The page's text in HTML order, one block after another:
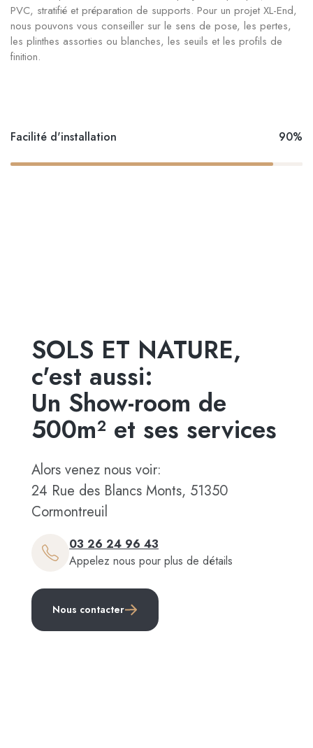
PVC, stratifié et préparation de supports. Pour un projet XL-End,
nous pouvons vous conseiller sur le sens de pose, les pertes,
les plinthes assorties ou blanches, les seuils et les profils de
finition.
Facilité d'installation 90%
SOLS ET NATURE,
c'est aussi:
Un Show-room de
500m² et ses services
Alors venez nous voir:
24 Rue des Blancs Monts, 51350
Cormontreuil
03 26 24 96 43
Appelez nous pour plus de détails
Nous contacter